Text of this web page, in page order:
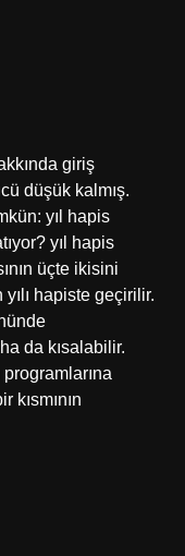
giriş
düşük kalmış.
yıl hapis
yıl hapis
üçte ikisini
hapiste geçirilir.
da kısalabilir.
kısmının